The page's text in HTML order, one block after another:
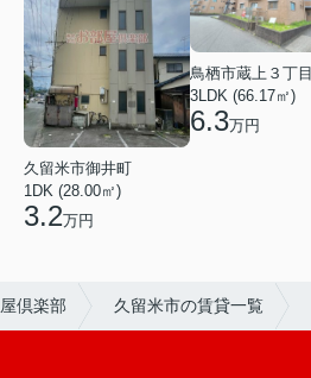
久留米市御井町
1DK (28.00㎡)
3.2万円
鳥栖市蔵上３丁目
3LDK (66.17㎡)
6.3万円
倶楽部 久留米市の賃貸一覧